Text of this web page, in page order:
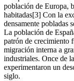
población de Europa,
habitadas[3] Con la
densamente pobladas
La población de
patrón de crecimiento
migración interna a
industriales. Once de
experimentaron un
siglo.